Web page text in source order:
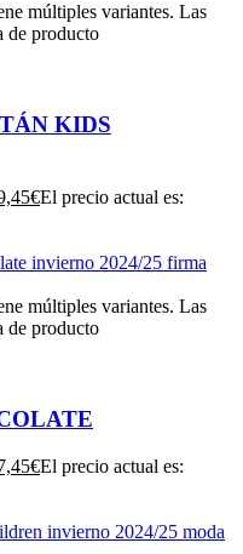
múltiples variantes. Las
de producto
KIDS
€El precio actual es:
múltiples variantes. Las
de producto
€El precio actual es: